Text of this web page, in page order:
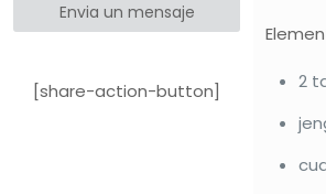
2
Envia un mensaje
[share-action-button]